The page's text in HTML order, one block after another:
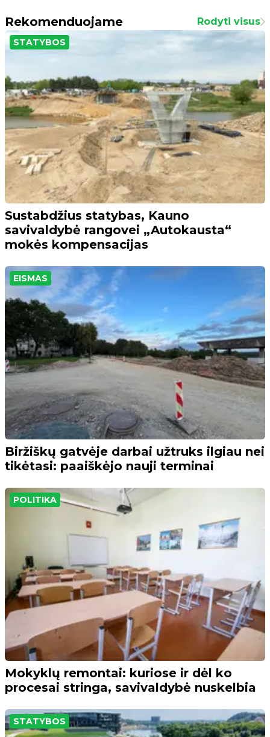
Rekomenduojame Rodyti visus
STATYBOS
Sustabdžius statybas, Kauno
savivaldybė rangovei „Autokausta“
mokės kompensacijas
EISMAS
Biržiškų gatvėje darbai užtruks ilgiau nei
tikėtasi: paaiškėjo nauji terminai
POLITIKA
Mokyklų remontai: kuriose ir dėl ko
procesai stringa, savivaldybė nuskelbia
STATYBOS